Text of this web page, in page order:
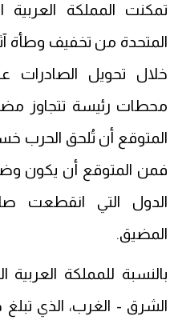
تمكنت المملكة العربية
المتحدة من تخفيف وطأة
خلال تحويل الصادرات
محطات رئيسة تتجاوز
المتوقع أن تُلحق الحرب
فمن المتوقع أن يكون
الدول التي انقطعت
المضيق.
بالنسبة للمملكة